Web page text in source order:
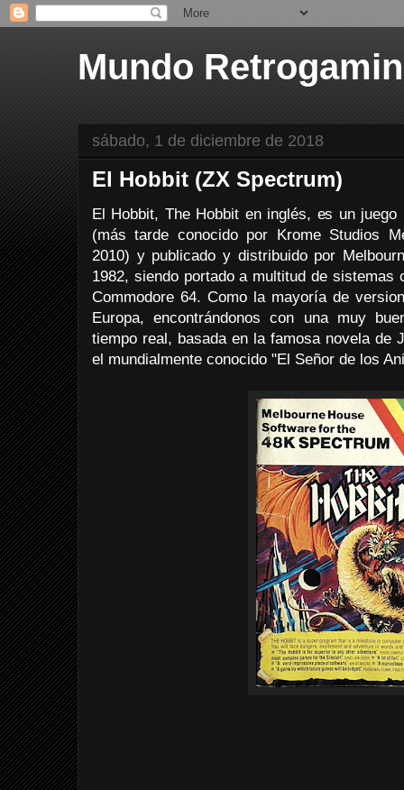
Mundo
sábado, 1 de diciembre de 2018
El Hobbit (ZX Spectrum)
El Hobbit, The Hobbit en inglés, es un juego
(más tarde conocido por Krome Studios
2010) y publicado y distribuido por
1982, siendo portado a multitud de sistemas
Commodore 64. Como la mayoría de
Europa, encontrándonos con una muy
tiempo real, basada en la famosa novela de
el mundialmente conocido "El Señor de los